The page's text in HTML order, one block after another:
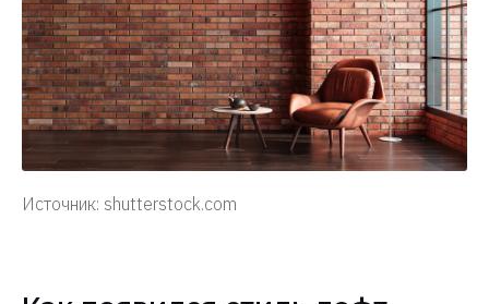
Источник: shutterstock.com